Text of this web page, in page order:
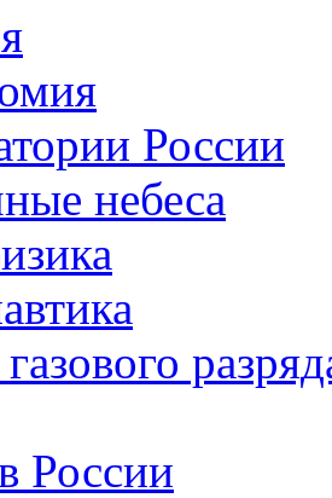
России
небеса
России